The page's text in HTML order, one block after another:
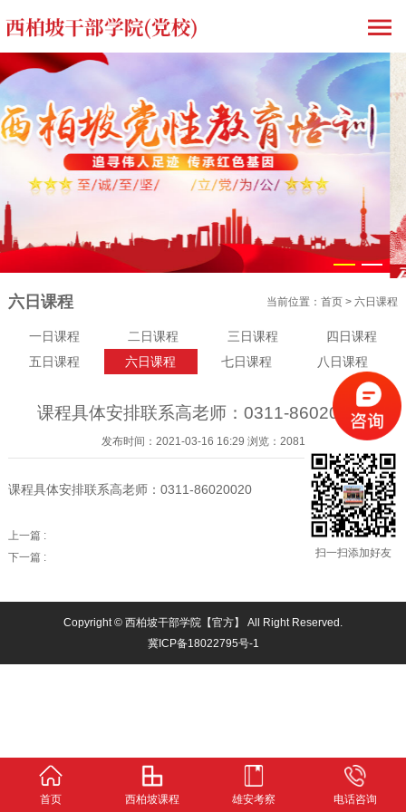
1 2
六日课程 当前位置：首页 >六日课程
一日课程 二日课程 三日课程
四日课程
五日课程
六日课程 七日课程 八日课程
课程具体安排联系高老师：0311-86020020
发布时间：2021-03-16 16:29 浏览：2081
课程具体安排联系高老师：0311-86020020
上一篇 :
下一篇 :
返回
Copyright © 西柏坡干部学院【官方】 All Right Reserved.
冀ICP备18022795号-1
首页 西柏坡课程 雄安考察 电话咨询
扫一扫添加好友